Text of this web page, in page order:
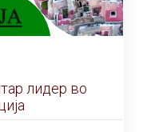
лидер во